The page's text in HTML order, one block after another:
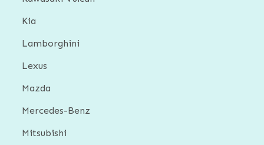
Kia
Lamborghini
Lexus
Mazda
Mercedes-Benz
Mitsubishi